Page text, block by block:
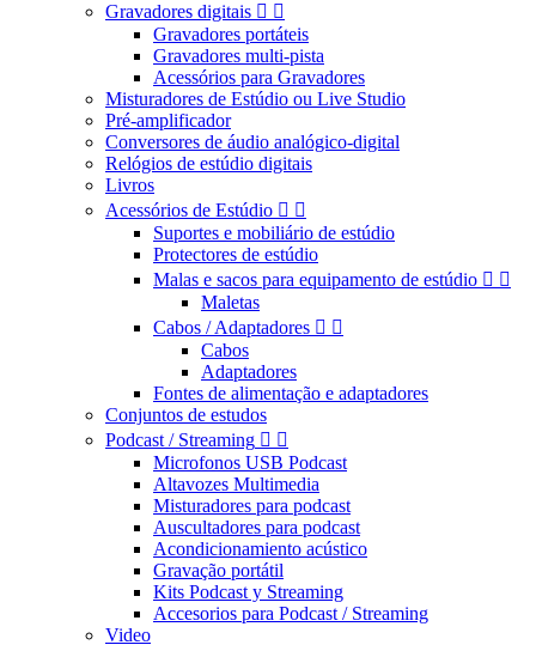
Gravadores digitais  
Gravadores portáteis
Gravadores multi-pista
Acessórios para Gravadores
Misturadores de Estúdio ou Live Studio
Pré-amplificador
Conversores de áudio analógico-digital
Relógios de estúdio digitais
Livros
Acessórios de Estúdio  
Suportes e mobiliário de estúdio
Protectores de estúdio
Malas e sacos para equipamento de estúdio  
Maletas
Cabos / Adaptadores  
Cabos
Adaptadores
Fontes de alimentação e adaptadores
Conjuntos de estudos
Podcast / Streaming  
Microfonos USB Podcast
Altavozes Multimedia
Misturadores para podcast
Auscultadores para podcast
Acondicionamiento acústico
Gravação portátil
Kits Podcast y Streaming
Accesorios para Podcast / Streaming
Video